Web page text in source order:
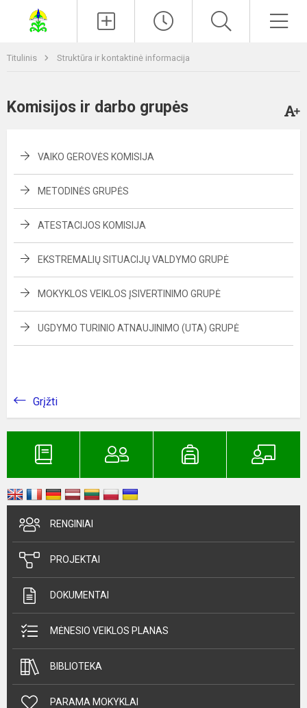
Titulinis Struktūra ir kontaktinė informacija
Komisijos ir darbo grupės
VAIKO GEROVĖS KOMISIJA
METODINĖS GRUPĖS
ATESTACIJOS KOMISIJA
EKSTREMALIŲ SITUACIJŲ VALDYMO GRUPĖ
MOKYKLOS VEIKLOS ĮSIVERTINIMO GRUPĖ
UGDYMO TURINIO ATNAUJINIMO (UTA) GRUPĖ
Grįžti
RENGINIAI
PROJEKTAI
DOKUMENTAI
MĖNESIO VEIKLOS PLANAS
BIBLIOTEKA
PARAMA MOKYKLAI